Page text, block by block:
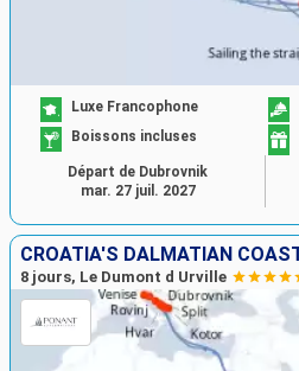
Luxe Francophone
Boissons incluses
Départ de Dubrovnik
mar. 27 juil. 2027
8 jours, Le Dumont d Urville